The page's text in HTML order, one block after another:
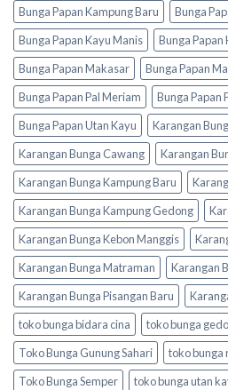
Bunga Papan Kampung Baru
Bunga
Bunga Papan Kayu Manis
Bunga Papan
Bunga Papan Makasar
Bunga Papan
Bunga Papan Pal Meriam
Bunga Papan
Bunga Papan Utan Kayu
Karangan
Karangan Bunga Cawang
Karangan
Karangan Bunga Kampung Baru
Karangan Bunga Kampung Gedong
Karangan Bunga Kebon Manggis
Karangan Bunga Matraman
Karangan
Karangan Bunga Pisangan Baru
toko bunga bidara cina
toko bunga
Toko Bunga Gunung Sahari
toko bunga
Toko Bunga Semper
toko bunga utan